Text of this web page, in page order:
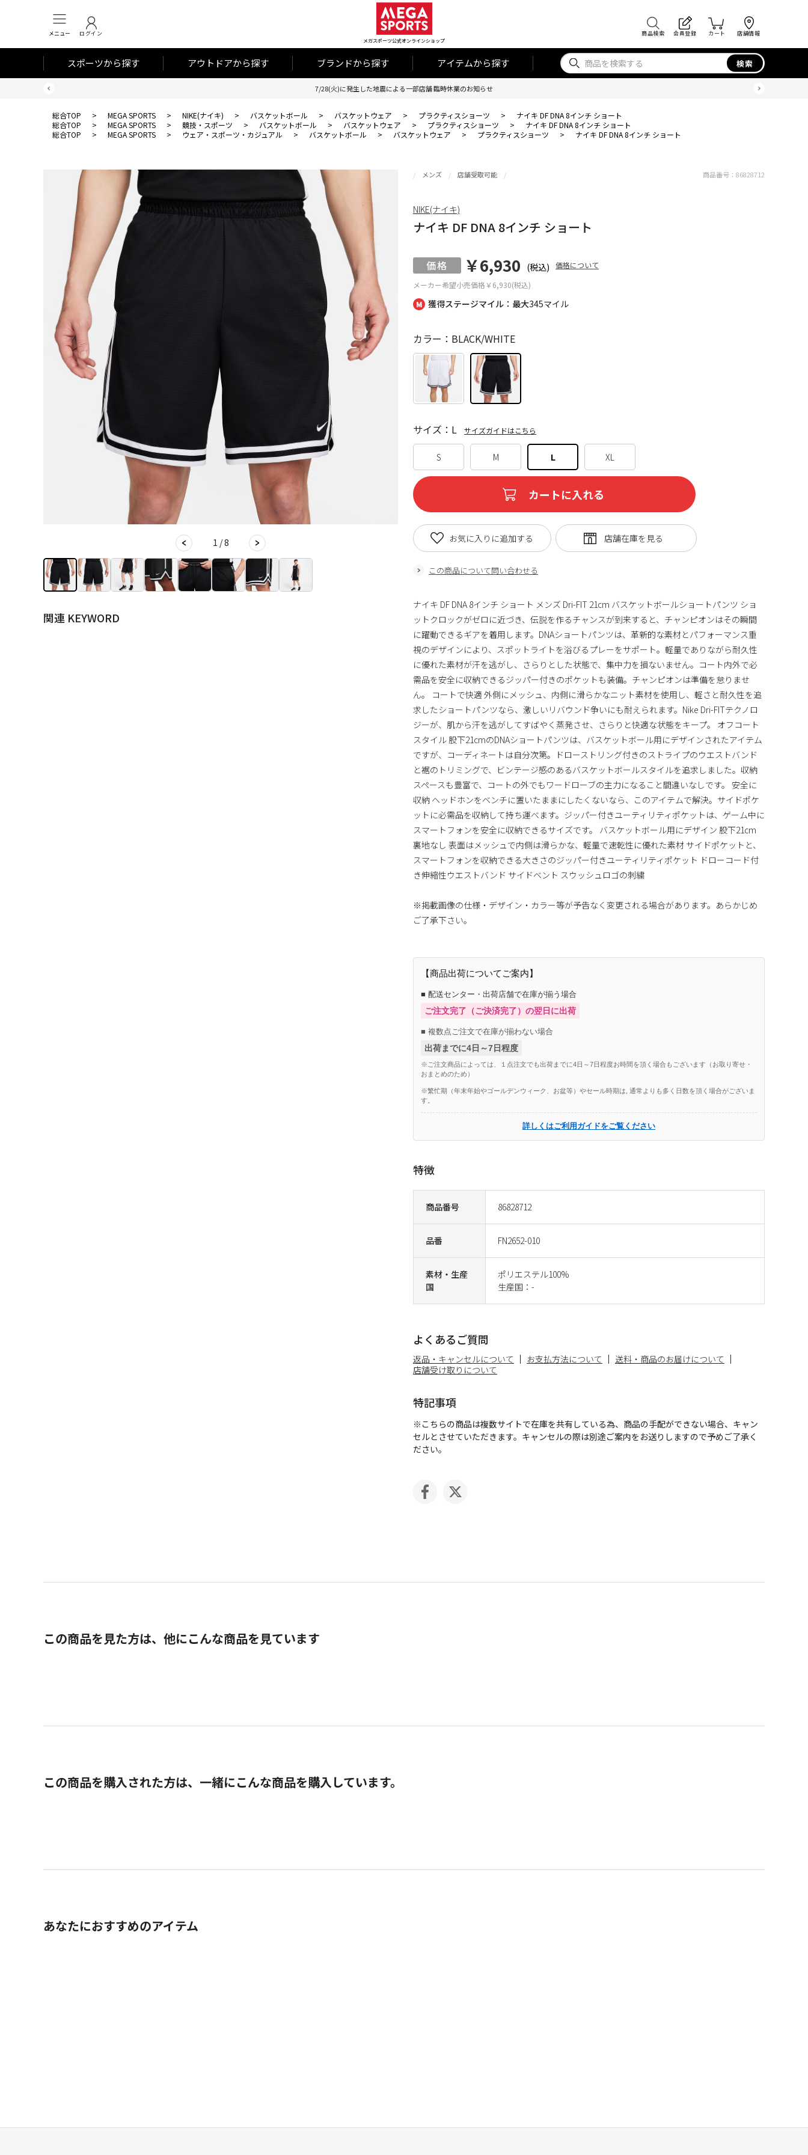
メニュー ログイン
メガスポーツ公式オンラインショップ
商品検索 会員登録 カート 店舗情報
スポーツから探す アウトドアから探す ブランドから探す アイテムから探す 検索
7/28(火)に発生した地震による一部店舗 臨時休業のお知らせ
総合TOP > MEGA SPORTS > NIKE(ナイキ) > バスケットボール > バスケットウェア > プラクティスショーツ >
ナイキ DF DNA 8インチ ショート
総合TOP
> MEGA SPORTS > 競技・スポーツ > バスケットボール > バスケットウェア > プラクティスショーツ >
ナイキ DF DNA 8インチ ショート
総合TOP
> MEGA SPORTS > ウェア・スポーツ・カジュアル > バスケットボール > バスケットウェア > プラクティスショーツ > ナイキ DF DNA 8インチ ショート
1 / 8
関連 KEYWORD
獲得ステージマイル：最大345マイル
メンズ 店舗受取可能
ナイキ DF DNA 8インチ ショート
メーカー希望小売価格￥6,930(税込)
￥6,930 (税込) 価格について
商品番号 86828712
品番 FN2652-010
素材・生産
国
ポリエステル100%
生産国：-
カラー：BLACK/WHITE
S M L XL
サイズ：L サイズガイドはこちら
カートに入れる
この商品について問い合わせる
お気に入りに追加する
商品番号： 86828712
NIKE(ナイキ)
ナイキ DF DNA 8インチ ショート メンズ Dri-FIT 21cm バスケットボールショートパンツ ショ
ットクロックがゼロに近づき、伝説を作るチャンスが到来すると、チャンピオンはその瞬間
に躍動できるギアを着用します。DNAショートパンツは、革新的な素材とパフォーマンス重
視のデザインにより、スポットライトを浴びるプレーをサポート。軽量でありながら耐久性
に優れた素材が汗を逃がし、さらりとした状態で、集中力を損ないません。コート内外で必
需品を安全に収納できるジッパー付きのポケットも装備。チャンピオンは準備を怠りませ
ん。 コートで快適 外側にメッシュ、内側に滑らかなニット素材を使用し、軽さと耐久性を追
求したショートパンツなら、激しいリバウンド争いにも耐えられます。Nike Dri-FITテクノロ
ジーが、肌から汗を逃がしてすばやく蒸発させ、さらりと快適な状態をキープ。 オフコート
スタイル 股下21cmのDNAショートパンツは、バスケットボール用にデザインされたアイテム
ですが、コーディネートは自分次第。ドローストリング付きのストライプのウエストバンド
と裾のトリミングで、ビンテージ感のあるバスケットボールスタイルを追求しました。収納
スペースも豊富で、コートの外でもワードローブの主力になること間違いなしです。 安全に
収納 ヘッドホンをベンチに置いたままにしたくないなら、このアイテムで解決。サイドポケ
ットに必需品を収納して持ち運べます。ジッパー付きユーティリティポケットは、ゲーム中に
スマートフォンを安全に収納できるサイズです。 バスケットボール用にデザイン 股下21cm
裏地なし 表面はメッシュで内側は滑らかな、軽量で速乾性に優れた素材 サイドポケットと、
スマートフォンを収納できる大きさのジッパー付きユーティリティポケット ドローコード付
き伸縮性ウエストバンド サイドベント スウッシュロゴの刺繍
※掲載画像の仕様・デザイン・カラー等が予告なく変更される場合があります。あらかじめ
ご了承下さい。
【商品出荷についてご案内】
■ 配送センター・出荷店舗で在庫が揃う場合
ご注文完了（ご決済完了）の翌日に出荷
■ 複数点ご注文で在庫が揃わない場合
出荷までに4日～7日程度
※ご注文商品によっては、１点注文でも出荷までに4日～7日程度お時間を頂く場合もございます（お取り寄せ・
おまとめのため）
※繁忙期（年末年始やゴールデンウィーク、お盆等）やセール時期は, 通常よりも多く日数を頂く場合がございま
す。
詳しくはご利用ガイドをご覧ください
特徴
よくあるご質問
返品・キャンセルについて お支払方法について
送料・商品のお届けについて
店舗受け取りについて
特記事項
※こちらの商品は複数サイトで在庫を共有している為、商品の手配ができない場合、キャン
セルとさせていただきます。キャンセルの際は別途ご案内をお送りしますので予めご了承く
ださい。
この商品を見た方は、他にこんな商品を見ています
この商品を購入された方は、一緒にこんな商品を購入しています。
あなたにおすすめのアイテム